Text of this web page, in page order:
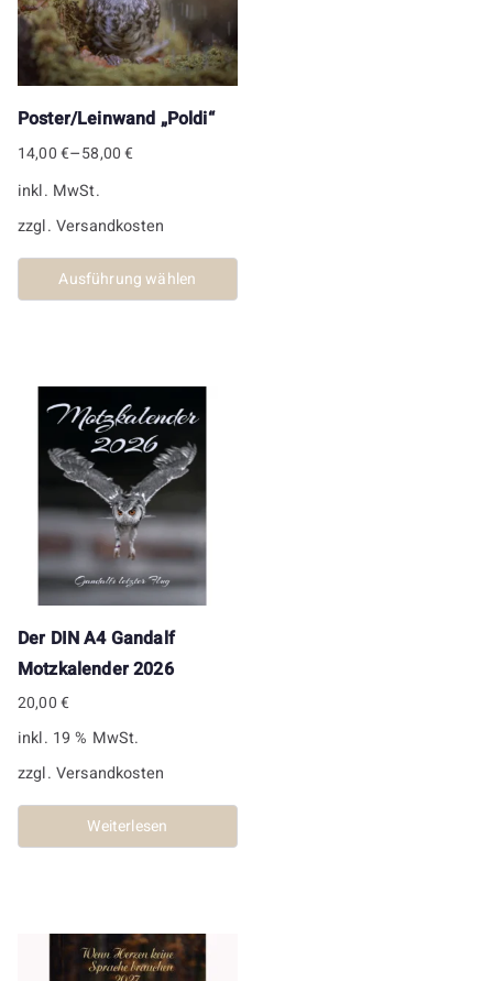
Poster/Leinwand „Poldi“
14,00€–58,00€
inkl. MwSt.
zzgl. Versandkosten
Ausführung wählen
mehrere
Varianten
Optionen
können
auf
Produktseite
gewählt
werden
Der DIN A4 Gandalf
Motzkalender 2026
20,00€
inkl. 19 % MwSt.
zzgl. Versandkosten
Weiterlesen